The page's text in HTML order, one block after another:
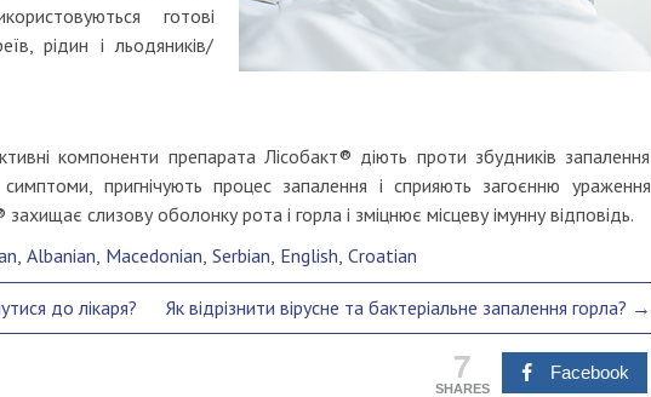
готові
рідин і льодяників/
компоненти препарата Лісобакт® діють проти збудників запалення
симптоми, пригнічують процес запалення і сприяють загоєнню ураження
слизову оболонку рота і горла і зміцнює місцеву імунну відповідь.
Albanian Macedonian Serbian English Croatian
до лікаря? Як відрізнити вірусне та бактеріальне запалення горла? →
7
SHARES
Facebook